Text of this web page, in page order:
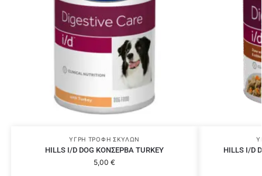
ΥΓΡΉ ΤΡΟΦΉ ΣΚΎΛΩΝ
HILLS I/D DOG ΚΟΝΣΕΡΒΑ TURKEY
5,00€
HILLS I/D